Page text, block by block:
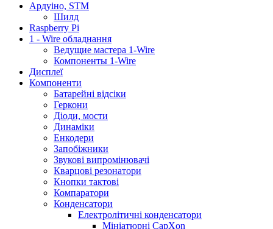
Ардуіно, STM
Шилд
Raspberry Pi
1 - Wire обладнання
Ведущие мастера 1-Wire
Компоненты 1-Wire
Дисплеї
Компоненти
Батарейні відсіки
Геркони
Діоди, мости
Динаміки
Енкодери
Запобіжники
Звукові випромінювачі
Кварцові резонатори
Кнопки тактові
Компаратори
Конденсатори
Електролітичні конденсатори
Мініатюрні CapXon